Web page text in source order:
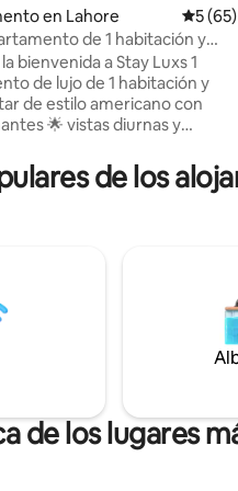
de 5; 265 evaluaciones
en Lahore
5 (65)
de 1 habitación y
de entrada
Torre Eiffel/Bahria/Lhr
bienvenida a Stay Luxs 1
de lujo de 1 habitación y
de estilo americano con
🌟 vistas diurnas y
viajan solas y familias.
el corazón de Bahria Town
- Seguridad las 24
a la - Cama tamaño king con
resortes súper suave. - AC
de los
de los lugares